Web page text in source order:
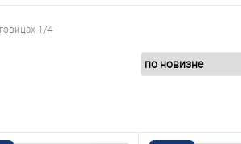
1/4